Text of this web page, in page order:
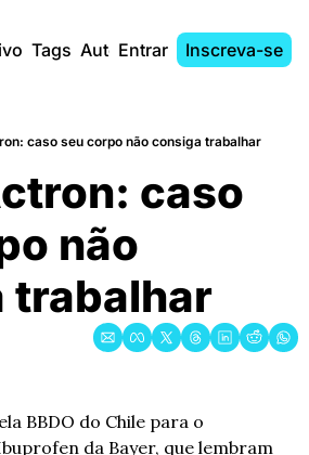
Tags AutoresEntrar Inscreva-se
caso seu corpo não consiga trabalhar
caso
não
trabalhar
BBDO do Chile para o
da Bayer, que lembram